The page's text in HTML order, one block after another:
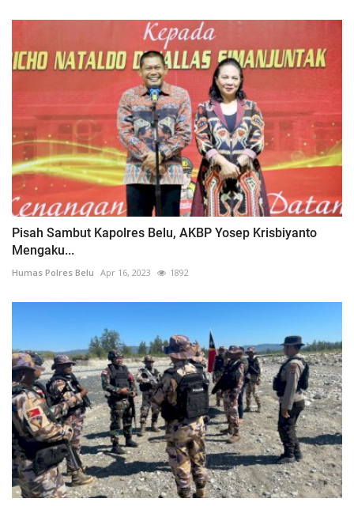
Pisah Sambut Kapolres Belu, AKBP Yosep Krisbiyanto
Mengaku...
Humas Polres Belu Apr 16, 2023 1892